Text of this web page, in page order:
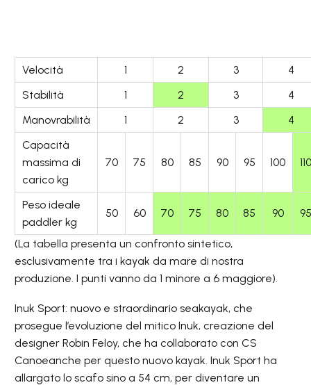
Velocità 1 2 3
4
Stabilità
1 2 3
4
Manovrabilità
1 2 3
4
Capacità
massima di
carico kg
70 75 80 85 90 95 100 110
Peso ideale
paddler kg
50 60 70 75 80 85 90 95
(La tabella presenta un confronto sintetico,
esclusivamente tra i kayak da mare di nostra
produzione. I punti vanno da 1 minore a 6 maggiore).
Inuk Sport: nuovo e straordinario seakayak, che
prosegue l’evoluzione del mitico Inuk, creazione del
designer Robin Feloy, che ha collaborato con CS
Canoeanche per questo nuovo kayak. Inuk Sport ha
allargato lo scafo sino a 54 cm, per diventare un